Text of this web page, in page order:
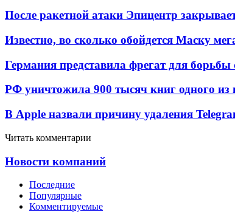
После ракетной атаки Эпицентр
Известно, во сколько обойдется Маску
Германия представила фрегат для
РФ уничтожила 900 тысяч книг одного из
В Apple назвали причину удаления
Читать комментарии
Новости компаний
Последние
Популярные
Комментируемые